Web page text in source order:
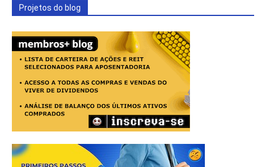
Projetos do blog